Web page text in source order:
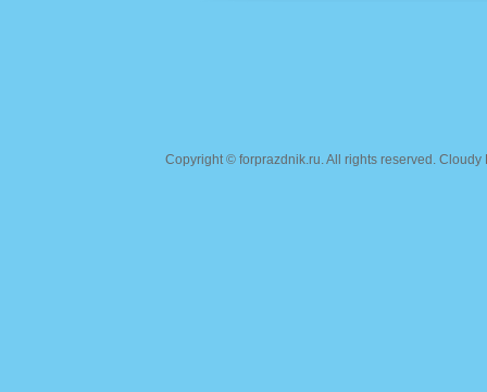
Copyright © forprazdnik.ru. All rights reserved.